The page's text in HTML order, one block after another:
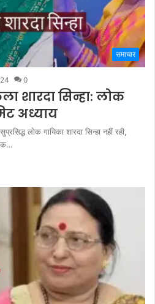
समाचार
0
शारदा सिन्हा: लोक
अध्याय
लोक गायिका शारदा सिन्हा नहीं रही,